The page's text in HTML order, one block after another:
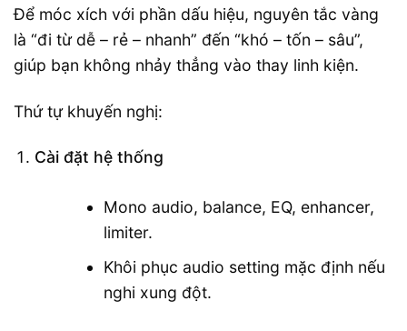
Để móc xích với phần dấu hiệu, nguyên tắc vàng
là “đi từ dễ – rẻ – nhanh” đến “khó – tốn – sâu”,
giúp bạn không nhảy thẳng vào thay linh kiện.
Thứ tự khuyến nghị:
Cài đặt hệ thống
Mono audio, balance, EQ, enhancer,
limiter.
Khôi phục audio setting mặc định nếu
nghi xung đột.